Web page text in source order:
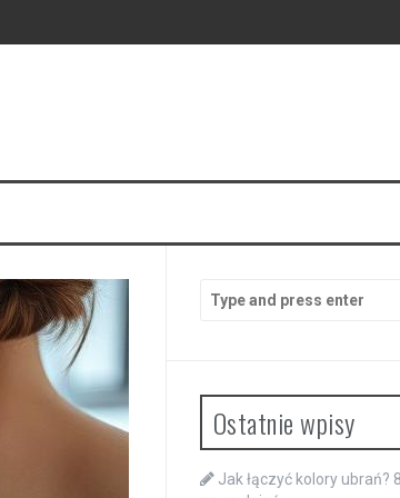
for:
Ostatnie wpisy
Jak łączyć kolory ubrań?